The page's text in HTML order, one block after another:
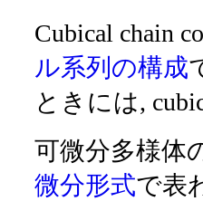
Cubical chain
ル系列の構成
ときには,
可微分多様体
微分形式で表